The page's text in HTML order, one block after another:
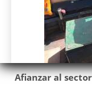
Afianzar al